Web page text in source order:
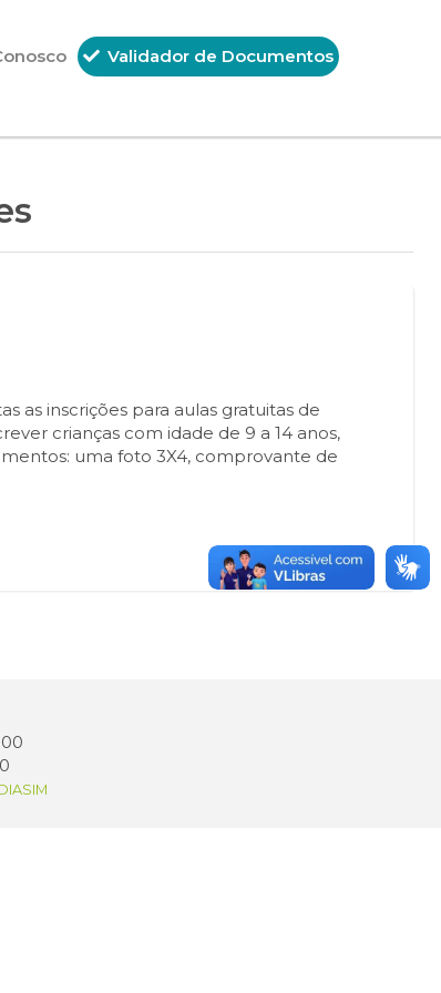
Validador de Documentos
as inscrições para aulas gratuitas de
crianças com idade de 9 a 14 anos,
uma foto 3X4, comprovante de